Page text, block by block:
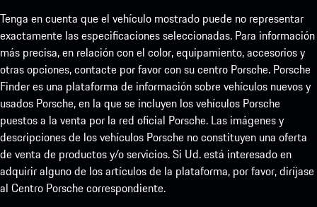
Tenga en cuenta que el vehículo mostrado puede no representar
exactamente las especificaciones seleccionadas. Para información
más precisa, en relación con el color, equipamiento, accesorios y
otras opciones, contacte por favor con su centro Porsche. Porsche
Finder es una plataforma de información sobre vehículos nuevos y
usados Porsche, en la que se incluyen los vehículos Porsche
puestos a la venta por la red oficial Porsche. Las imágenes y
descripciones de los vehículos Porsche no constituyen una oferta
de venta de productos y/o servicios. Si Ud. está interesado en
adquirir alguno de los artículos de la plataforma, por favor, diríjase
al Centro Porsche correspondiente.